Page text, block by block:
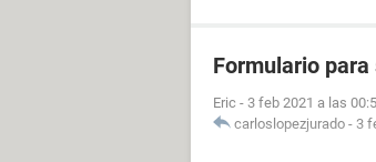
Formulario
Eric - 3 feb 2021 a las
carloslopezjurado - 3